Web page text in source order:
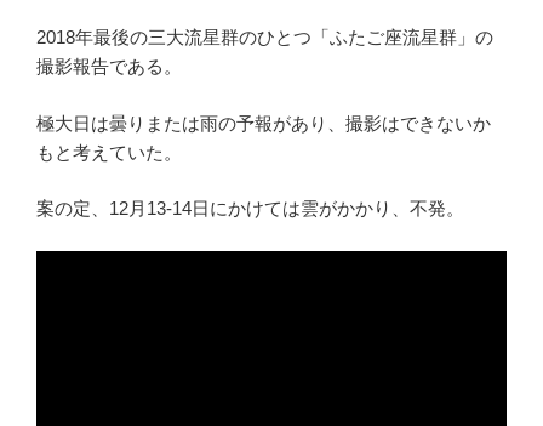
2018年最後の三大流星群のひとつ「ふたご座流星群」の
撮影報告である。
極大日は曇りまたは雨の予報があり、撮影はできないか
もと考えていた。
案の定、12月13-14日にかけては雲がかかり、不発。